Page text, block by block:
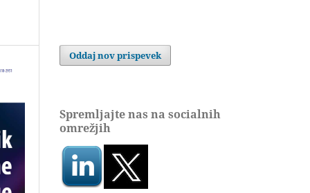
Oddaj nov prispevek
Spremljajte nas na socialnih
omrežjih